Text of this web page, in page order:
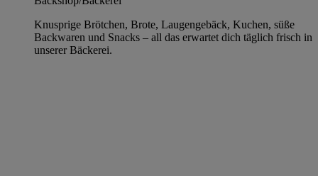
Knusprige Brötchen, Brote, Laugengebäck, Kuchen, süße
Backwaren und Snacks – all das erwartet dich täglich frisch in
unserer Bäckerei.